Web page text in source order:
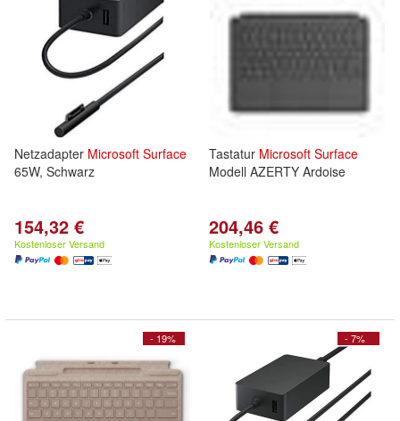
Netzadapter Microsoft Surface
65W, Schwarz
154,32 €
Kostenloser Versand
Tastatur Microsoft Surface
Modell AZERTY Ardoise
204,46 €
Kostenloser Versand
- 19% - 7%